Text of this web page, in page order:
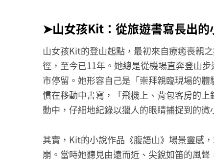
➤山女孩Kit：從旅遊書寫長出的
山女孩Kit的登山起點，最初來自療癒喪親
徑，至今已11年。她總是從機場直奔登山
市停留。她形容自己是「崇拜親臨現場的
慣在移動中書寫，「飛機上、背包客房的
動中，仔細地紀錄以獵人的眼睛捕捉到的微
其實，Kit的小說作品《腹語山》場景靈感
崩。當時她聽見由遠而近、尖銳如笛的風